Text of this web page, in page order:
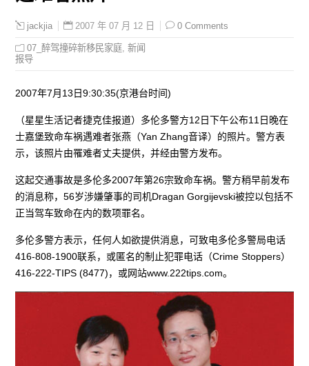
jackjia 2007 年 07 月 12 日 0 Comments
07_醉驾撞碎新移民家庭 ,新闻
报导
2007年7月13日9:30:35(京港台时间)
（星星生活记者捷克佳报道）多伦多警方12日下午公布11日晚在
士嘉堡致命车祸遇难者张燕（Yan Zhang音译）的照片。警方表
示，该照片由罹难者丈夫提供，并经由警方发布。
这起交通事故是多伦多2007年第26宗致命车祸。警方稍早前发布
的消息称，56岁涉嫌肇事的司机Dragan Gorgijevski被控以包括不
正当驾车致命在内的数项罪名。
多伦多警方表示，任何人如欲提供消息，可致电多伦多警局电话
416-808-1900联系，或匿名的制止犯罪电话（Crime Stoppers）
416-222-TIPS (8477)，或网站www.222tips.com。